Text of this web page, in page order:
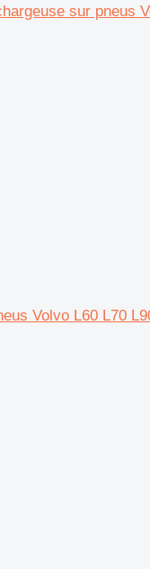
sur pneus
Volvo L60 L70